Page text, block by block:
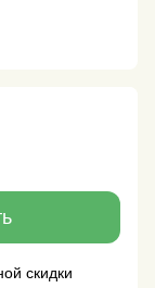
скидки